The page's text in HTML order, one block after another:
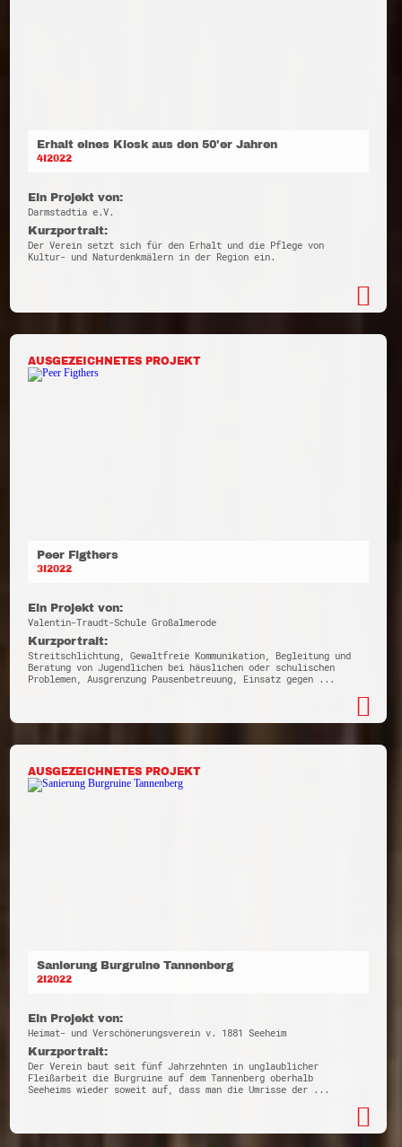
Erhalt eines Kiosk aus den 50'er Jahren
4I2022
Ein Projekt von:
Darmstadtia e.V.
Kurzportrait:
Der Verein setzt sich für den Erhalt und die Pflege von
Kultur- und Naturdenkmälern in der Region ein.
AUSGEZEICHNETES PROJEKT
Peer Figthers
3I2022
Ein Projekt von:
Valentin-Traudt-Schule Großalmerode
Kurzportrait:
Streitschlichtung, Gewaltfreie Kommunikation, Begleitung und
Beratung von Jugendlichen bei häuslichen oder schulischen
Problemen, Ausgrenzung Pausenbetreuung, Einsatz gegen ...
AUSGEZEICHNETES PROJEKT
Sanierung Burgruine Tannenberg
2I2022
Ein Projekt von:
Heimat- und Verschönerungsverein v. 1881 Seeheim
Kurzportrait:
Der Verein baut seit fünf Jahrzehnten in unglaublicher
Fleißarbeit die Burgruine auf dem Tannenberg oberhalb
Seeheims wieder soweit auf, dass man die Umrisse der ...